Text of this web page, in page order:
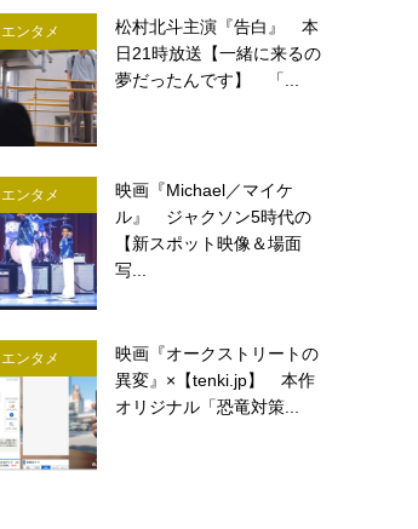
エンタメ
松村北斗主演『告白』 本
日21時放送【一緒に来るの
夢だったんです】 「...
エンタメ
映画『Michael／マイケ
ル』 ジャクソン5時代の
【新スポット映像＆場面
写...
エンタメ
映画『オークストリートの
異変』×【tenki.jp】 本作
オリジナル「恐竜対策...